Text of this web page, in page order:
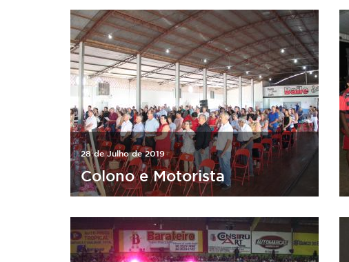
28 de Julho de 2019
Colono e Motorista